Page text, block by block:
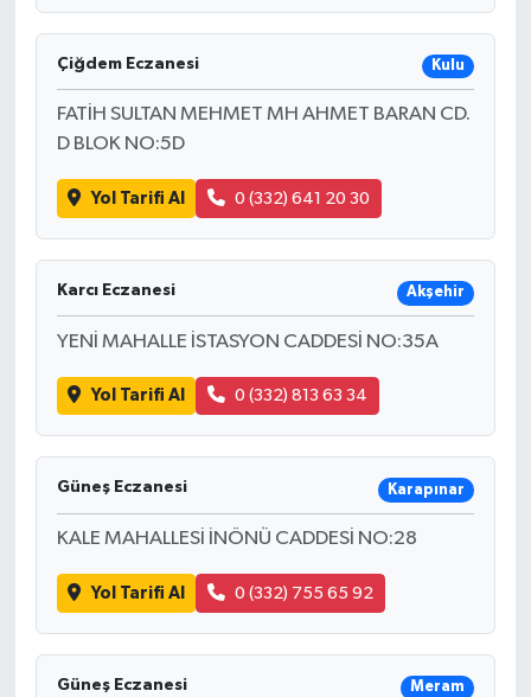
Çiğdem Eczanesi Kulu
FATİH SULTAN MEHMET MH AHMET BARAN CD.
D BLOK NO:5D
Yol Tarifi Al 0 (332) 641 20 30
Karcı Eczanesi Akşehir
YENİ MAHALLE İSTASYON CADDESİ NO:35A
Yol Tarifi Al 0 (332) 813 63 34
Güneş Eczanesi Karapınar
KALE MAHALLESİ İNÖNÜ CADDESİ NO:28
Yol Tarifi Al 0 (332) 755 65 92
Güneş Eczanesi Meram